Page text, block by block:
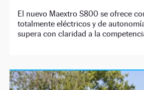
El nuevo Maextro S800 se ofrece
totalmente eléctricos y de
supera con claridad a la